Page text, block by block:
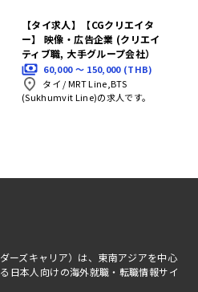
【タイ求人】【CGクリエイタ
ー】 映像・広告企業 (クリエイ
ティブ職, 大手グループ会社）
60,000 〜 150,000 (THB)
タイ /MRT Line,BTS
(Sukhumvit Line)の求人です。
ーズキャリア）は、東南アジアを中心
日本人向けの海外就職・転職情報サイ